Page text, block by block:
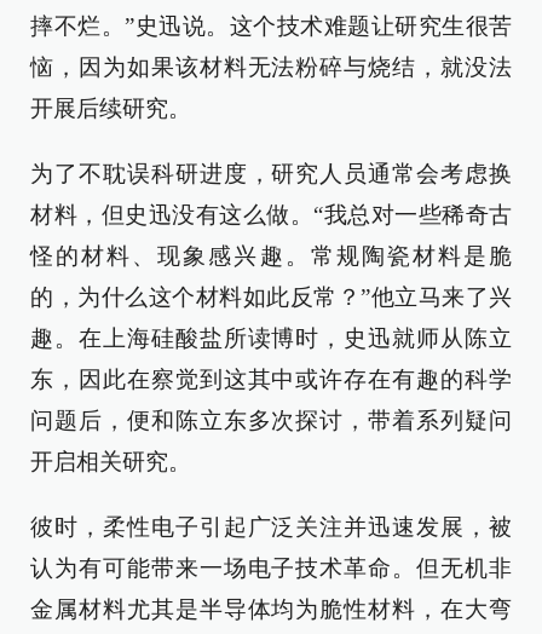
摔不烂。”史迅说。这个技术难题让研究生很苦
恼，因为如果该材料无法粉碎与烧结，就没法
开展后续研究。
为了不耽误科研进度，研究人员通常会考虑换
材料，但史迅没有这么做。“我总对一些稀奇古
怪的材料、现象感兴趣。常规陶瓷材料是脆
的，为什么这个材料如此反常？”他立马来了兴
趣。在上海硅酸盐所读博时，史迅就师从陈立
东，因此在察觉到这其中或许存在有趣的科学
问题后，便和陈立东多次探讨，带着系列疑问
开启相关研究。
彼时，柔性电子引起广泛关注并迅速发展，被
认为有可能带来一场电子技术革命。但无机非
金属材料尤其是半导体均为脆性材料，在大弯